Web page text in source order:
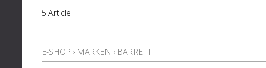
5 Article
E-SHOP › MARKEN › BARRETT